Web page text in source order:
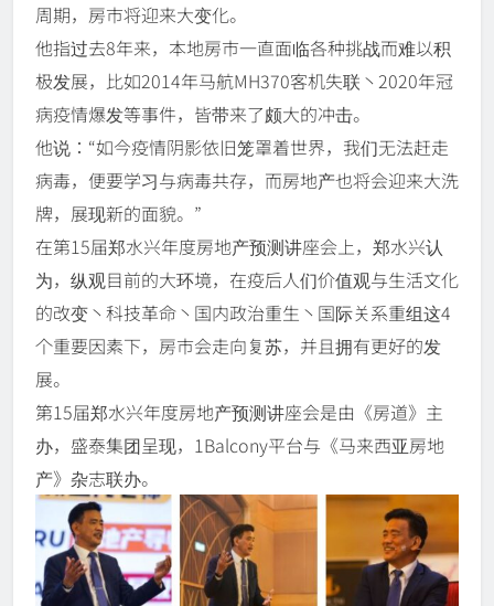
周期，房市将迎来大变化。
他指过去8年来，本地房市一直面临各种挑战而难以积
极发展，比如2014年马航MH370客机失联丶2020年冠
病疫情爆发等事件，皆带来了颇大的冲击。
他说：“如今疫情阴影依旧笼罩着世界，我们无法赶走
病毒，便要学习与病毒共存，而房地产也将会迎来大洗
牌，展现新的面貌。”
在第15届郑水兴年度房地产预测讲座会上，郑水兴认
为，纵观目前的大环境，在疫后人们价值观与生活文化
的改变丶科技革命丶国内政治重生丶国际关系重组这4
个重要因素下，房市会走向复苏，并且拥有更好的发
展。
第15届郑水兴年度房地产预测讲座会是由《房道》主
办，盛泰集团呈现，1Balcony平台与《马来西亚房地
产》杂志联办。